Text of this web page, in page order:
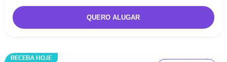
RECEBA HOJE